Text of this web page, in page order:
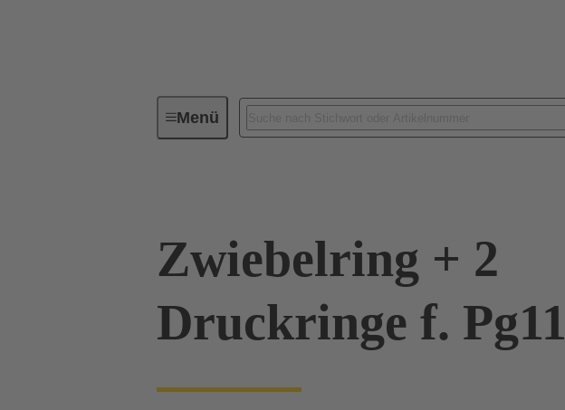
MenüIndustrie-Steckverbinder / Han®
Zwiebelring + 2
Druckringe f. Pg11